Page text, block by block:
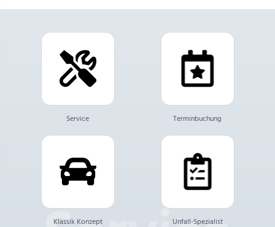
Service Terminbuchung
Klassik Konzept Unfall-Spezialist